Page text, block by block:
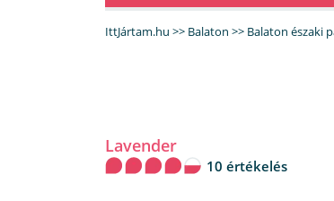
IttJártam.hu >> Balaton >> Balaton északi
Lavender
10 értékelés